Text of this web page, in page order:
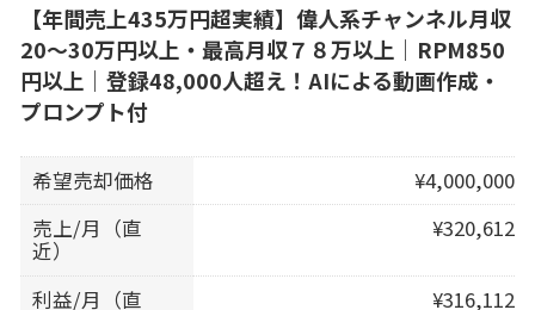
【年間売上435万円超実績】偉人系チャンネル月収
20～30万円以上・最高月収７８万以上｜RPM850
円以上｜登録48,000人超え！AIによる動画作成・
プロンプト付
希望売却価格
¥4,000,000
売上/月（直
近）
¥320,612
利益/月（直 ¥316,112